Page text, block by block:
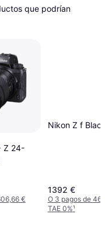
que podrían
Z 24-
€
Nikon Z f
1392 €
O 3 pagos de
TAE 0%¹